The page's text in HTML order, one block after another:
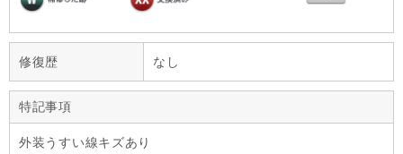
修復歴 なし
特記事項
外装うすい線キズあり